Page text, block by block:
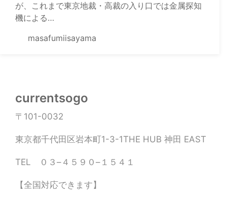
が、これまで東京地裁・高裁の入り口では金属探知
機による…
masafumiisayama
currentsogo
〒101-0032
東京都千代田区岩本町1-3-1THE HUB 神田 EAST
TEL ０３–４５９０–１５４１
【全国対応できます】